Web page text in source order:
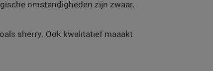
omstandigheden zijn zwaar,
sherry. Ook kwalitatief maaakt